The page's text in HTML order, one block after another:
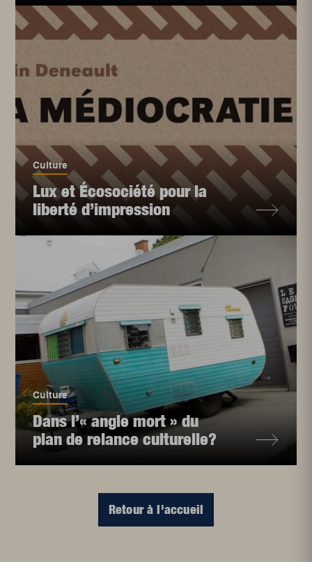
Culture
Lux et Écosociété pour la
liberté d’impression
Culture
Dans l’« angle mort » du
plan de relance culturelle?
Retour à l'accueil